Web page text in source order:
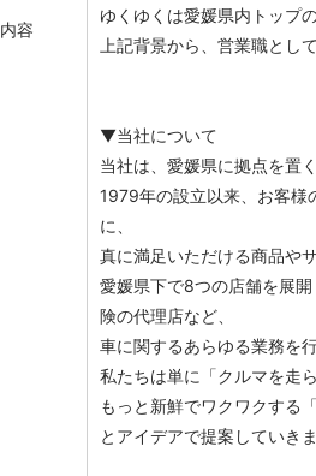
容
ゆくゆくは愛媛県内トップ
上記背景から、営業職とし
▼当社について
当社は、愛媛県に拠点を置
1979年の設立以来、お客様
に、
真に満足いただける商品や
愛媛県下で8つの店舗を展
険の代理店など、
車に関するあらゆる業務を
私たちは単に「クルマを走
もっと新鮮でワクワクする
とアイデアで提案していきま